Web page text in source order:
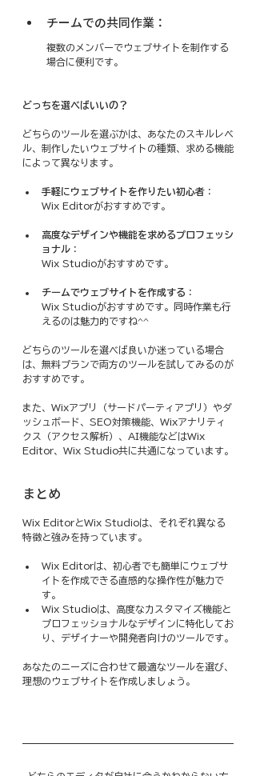
チームでの共同作業：
複数のメンバーでウェブサイトを制作する
場合に便利です。
どっちを選べばいいの？
どちらのツールを選ぶかは、あなたのスキルレベ
ル、制作したいウェブサイトの種類、求める機能
によって異なります。
手軽にウェブサイトを作りたい初心者 ：
Wix Editorがおすすめです。
高度なデザインや機能を求めるプロフェッシ
ョナル ：
Wix Studioがおすすめです。
チームでウェブサイトを作成する ：
Wix Studioがおすすめです。同時作業も行
えるのは魅力的ですね^^
どちらのツールを選べば良いか迷っている場合
は、無料プランで両方のツールを試してみるのが
おすすめです。
また、Wixアプリ（サードパーティアプリ）やダ
ッシュボード、SEO対策機能、Wixアナリティ
クス（アクセス解析）、AI機能などはWix
Editor、Wix Studio共に共通になっています。
まとめ
Wix EditorとWix Studioは、それぞれ異なる
特徴と強みを持っています。
Wix Editorは、初心者でも簡単にウェブサ
イトを作成できる直感的な操作性が魅力で
す。
Wix Studioは、高度なカスタマイズ機能と
プロフェッショナルなデザインに特化してお
り、デザイナーや開発者向けのツールです。
あなたのニーズに合わせて最適なツールを選び、
理想のウェブサイトを作成しましょう。